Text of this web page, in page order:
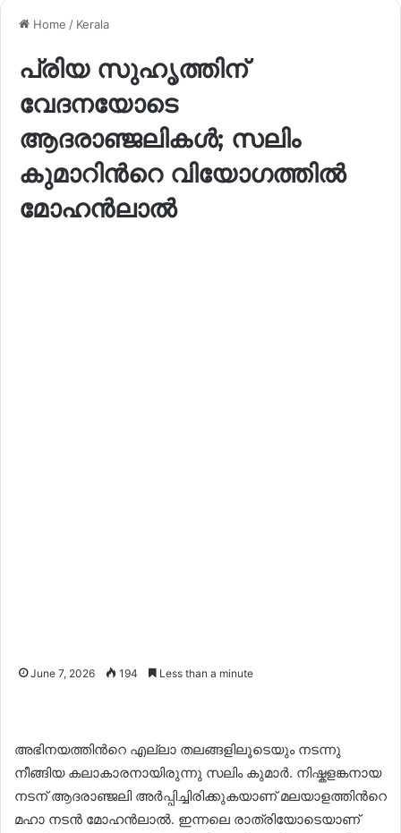
Home / Kerala
പ്രിയ സുഹൃത്തിന്
വേദനയോടെ
ആദരാഞ്ജലികൾ; സലിം
കുമാറിന്‍റെ വിയോഗത്തിൽ
മോഹൻലാൽ
June 7, 2026 194 Less than a minute
അഭിനയത്തിന്‍റെ എല്ലാ തലങ്ങളിലൂടെയും നടന്നു
നീങ്ങിയ കലാകാരനായിരുന്നു സലിം കുമാർ. നിഷ്കളങ്കനായ
നടന് ആദരാഞ്ജലി അർപ്പിച്ചിരിക്കുകയാണ് മലയാളത്തിന്‍റെ
മഹാ നടൻ മോഹൻലാൽ. ഇന്നലെ രാത്രിയോടെയാണ്